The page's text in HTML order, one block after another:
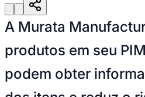
AldeiaAldeia da Serra
Militar ItapeviJandira Jardim Audir
Jardim
AldeinhaOsasco Parque dos Camargos
Conde
Vila Engenho Novo Vila Márcia
Para Sua Empresa
Anuncie no Portal
A Murata
produtos em seu
podem obter